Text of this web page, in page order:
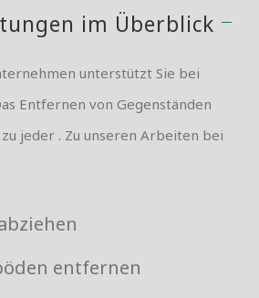
im Überblick
unterstützt Sie bei
Entfernen von Gegenständen
jeder . Zu unseren Arbeiten bei
entfernen